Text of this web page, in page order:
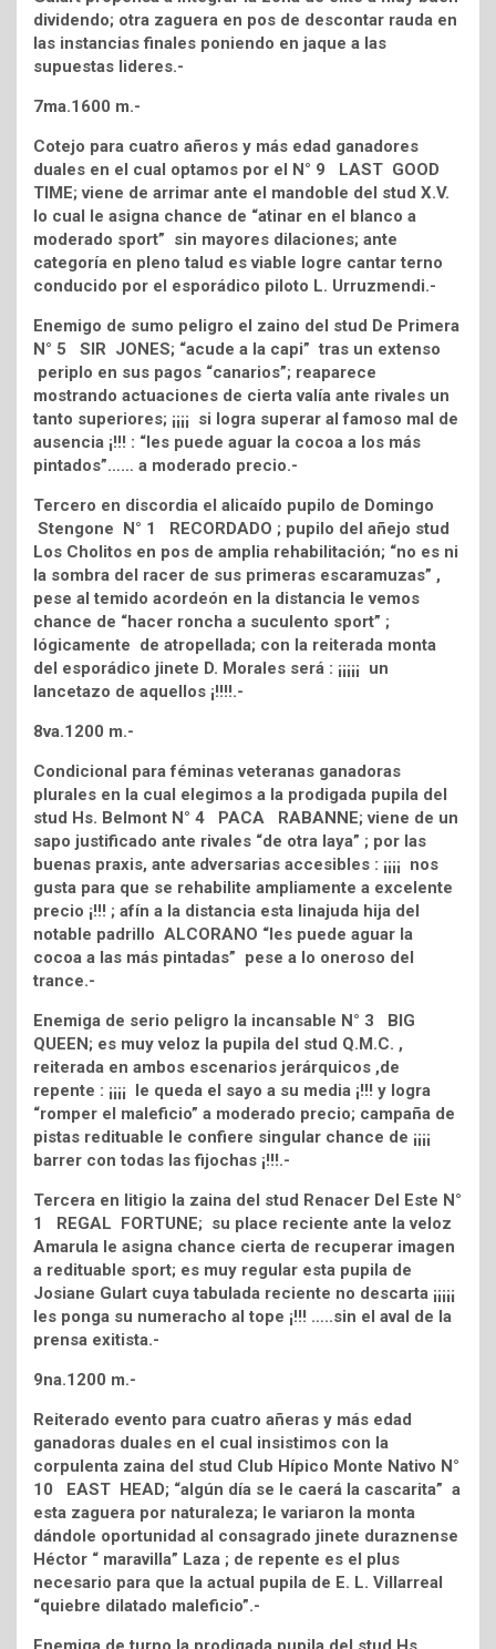
dividendo; otra zaguera en pos de descontar rauda en
las instancias finales poniendo en jaque a las
supuestas lideres.-
7ma.1600 m.-
Cotejo para cuatro añeros y más edad ganadores
duales en el cual optamos por el N° 9 LAST GOOD
TIME; viene de arrimar ante el mandoble del stud X.V.
lo cual le asigna chance de “atinar en el blanco a
moderado sport” sin mayores dilaciones; ante
categoría en pleno talud es viable logre cantar terno
conducido por el esporádico piloto L. Urruzmendi.-
Enemigo de sumo peligro el zaino del stud De Primera
N° 5 SIR JONES; “acude a la capi” tras un extenso
periplo en sus pagos “canarios”; reaparece
mostrando actuaciones de cierta valía ante rivales un
tanto superiores; ¡¡¡¡ si logra superar al famoso mal de
ausencia ¡!!! : “les puede aguar la cocoa a los más
pintados”…… a moderado precio.-
Tercero en discordia el alicaído pupilo de Domingo
Stengone N° 1 RECORDADO ; pupilo del añejo stud
Los Cholitos en pos de amplia rehabilitación; “no es ni
la sombra del racer de sus primeras escaramuzas” ,
pese al temido acordeón en la distancia le vemos
chance de “hacer roncha a suculento sport” ;
lógicamente de atropellada; con la reiterada monta
del esporádico jinete D. Morales será : ¡¡¡¡¡ un
lancetazo de aquellos ¡!!!!.-
8va.1200 m.-
Condicional para féminas veteranas ganadoras
plurales en la cual elegimos a la prodigada pupila del
stud Hs. Belmont N° 4 PACA RABANNE; viene de un
sapo justificado ante rivales “de otra laya” ; por las
buenas praxis, ante adversarias accesibles : ¡¡¡¡ nos
gusta para que se rehabilite ampliamente a excelente
precio ¡!!! ; afín a la distancia esta linajuda hija del
notable padrillo ALCORANO “les puede aguar la
cocoa a las más pintadas” pese a lo oneroso del
trance.-
Enemiga de serio peligro la incansable N° 3 BIG
QUEEN; es muy veloz la pupila del stud Q.M.C. ,
reiterada en ambos escenarios jerárquicos ,de
repente : ¡¡¡¡ le queda el sayo a su media ¡!!! y logra
“romper el maleficio” a moderado precio; campaña de
pistas redituable le confiere singular chance de ¡¡¡¡
barrer con todas las fijochas ¡!!!.-
Tercera en litigio la zaina del stud Renacer Del Este N°
1 REGAL FORTUNE; su place reciente ante la veloz
Amarula le asigna chance cierta de recuperar imagen
a redituable sport; es muy regular esta pupila de
Josiane Gulart cuya tabulada reciente no descarta ¡¡¡¡¡
les ponga su numeracho al tope ¡!!! …..sin el aval de la
prensa exitista.-
9na.1200 m.-
Reiterado evento para cuatro añeras y más edad
ganadoras duales en el cual insistimos con la
corpulenta zaina del stud Club Hípico Monte Nativo N°
10 EAST HEAD; “algún día se le caerá la cascarita” a
esta zaguera por naturaleza; le variaron la monta
dándole oportunidad al consagrado jinete duraznense
Héctor “ maravilla” Laza ; de repente es el plus
necesario para que la actual pupila de E. L. Villarreal
“quiebre dilatado maleficio”.-